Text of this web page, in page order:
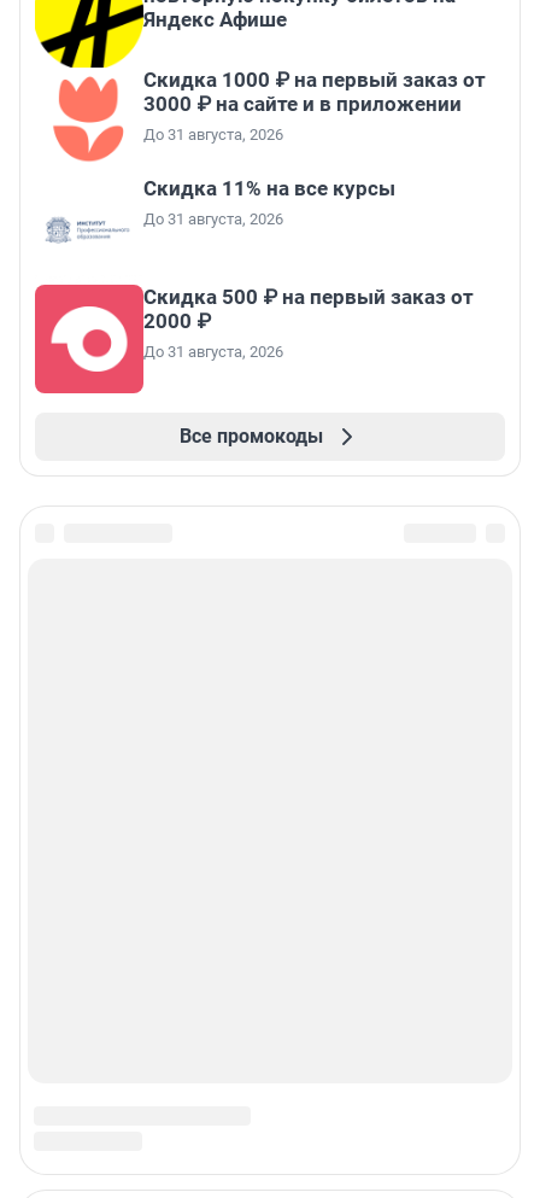
Яндекс Афише
Скидка 1000 ₽ на первый заказ от
3000 ₽ на сайте и в приложении
До 31 августа, 2026
Скидка 11% на все курсы
До 31 августа, 2026
Скидка 500 ₽ на первый заказ от
2000 ₽
До 31 августа, 2026
Все промокоды